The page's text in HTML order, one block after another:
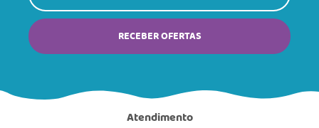
RECEBER OFERTAS
Atendimento